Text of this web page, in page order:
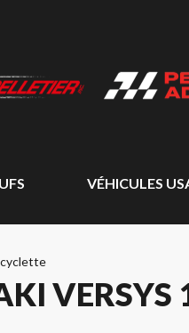
VÉHICULES
VERSYS